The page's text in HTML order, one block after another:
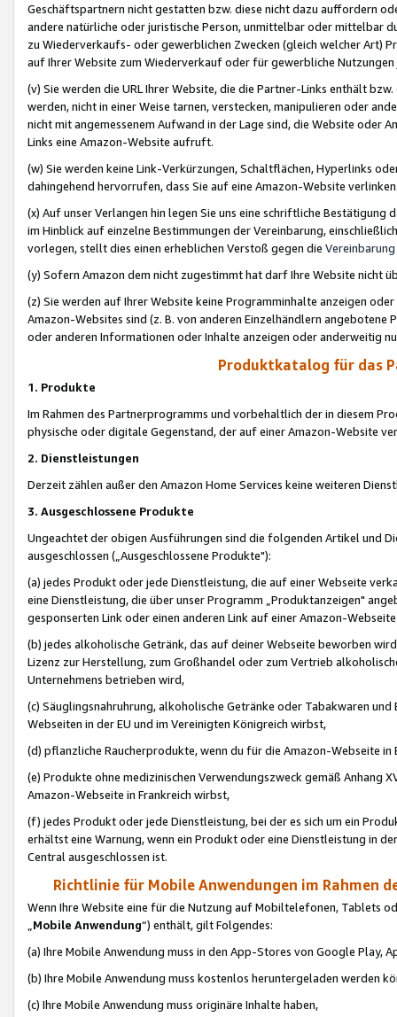
Geschäftspartnern nicht gestatten bzw. diese nicht dazu auffordern
andere natürliche oder juristische Person, unmittelbar oder mittelbar
zu Wiederverkaufs- oder gewerblichen Zwecken (gleich welcher Art)
auf Ihrer Website zum Wiederverkauf oder für gewerbliche
(v) Sie werden die URL Ihrer Website, die die Partner-Links enthält
werden, nicht in einer Weise tarnen, verstecken, manipulieren oder
nicht mit angemessenem Aufwand in der Lage sind, die Website oder
Links eine Amazon-Website aufruft.
(w) Sie werden keine Link-Verkürzungen, Schaltflächen, Hyperlinks
dahingehend hervorrufen, dass Sie auf eine Amazon-Website
(x) Auf unser Verlangen hin legen Sie uns eine schriftliche
im Hinblick auf einzelne Bestimmungen der Vereinbarung,
vorlegen, stellt dies einen erheblichen Verstoß gegen die Vereinbarung
(y) Sofern Amazon dem nicht zugestimmt hat darf Ihre Website nicht
(z) Sie werden auf Ihrer Website keine Programminhalte anzeigen
Amazon-Websites sind (z. B. von anderen Einzelhändlern
oder anderen Informationen oder Inhalte anzeigen oder anderweitig
Produktkatalog für das
1. Produkte
Im Rahmen des Partnerprogramms und vorbehaltlich der in diesem
physische oder digitale Gegenstand, der auf einer Amazon-Website
2. Dienstleistungen
Derzeit zählen außer den Amazon Home Services keine weiteren
3. Ausgeschlossene Produkte
Ungeachtet der obigen Ausführungen sind die folgenden Artikel und
ausgeschlossen („Ausgeschlossene Produkte"):
(a) jedes Produkt oder jede Dienstleistung, die auf einer Webseite
eine Dienstleistung, die über unser Programm „Produktanzeigen"
gesponserten Link oder einen anderen Link auf einer Amazon-
(b) jedes alkoholische Getränk, das auf deiner Webseite beworben
Lizenz zur Herstellung, zum Großhandel oder zum Vertrieb
Unternehmens betrieben wird,
(c) Säuglingsnahruhrung, alkoholische Getränke oder Tabakwaren
Webseiten in der EU und im Vereinigten Königreich wirbst,
(d) pflanzliche Raucherprodukte, wenn du für die Amazon-Webseite in
(e) Produkte ohne medizinischen Verwendungszweck gemäß Anhang
Amazon-Webseite in Frankreich wirbst,
(f) jedes Produkt oder jede Dienstleistung, bei der es sich um ein
erhältst eine Warnung, wenn ein Produkt oder eine Dienstleistung in
Central ausgeschlossen ist.
Richtlinie für Mobile Anwendungen im Rahmen
Wenn Ihre Website eine für die Nutzung auf Mobiltelefonen, Tablets
„Mobile Anwendung“) enthält, gilt Folgendes:
(a) Ihre Mobile Anwendung muss in den App-Stores von Google Play,
(b) Ihre Mobile Anwendung muss kostenlos heruntergeladen werden
(c) Ihre Mobile Anwendung muss originäre Inhalte haben,